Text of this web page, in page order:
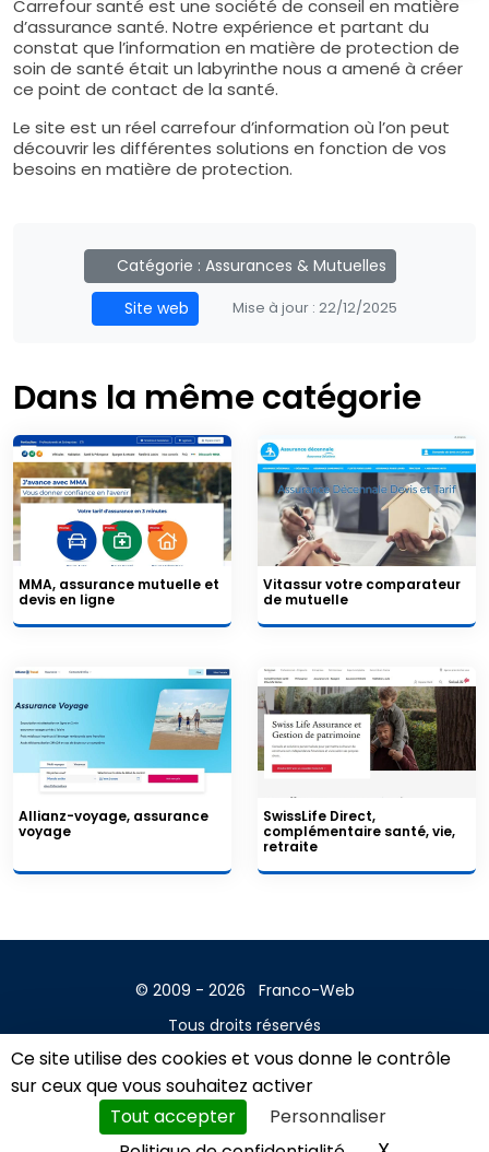
Ce site utilise des cookies et vous donne le contrôle
sur ceux que vous souhaitez activer
Tout accepter
Personnaliser
Carrefour santé est une société de conseil en matière
d’assurance santé. Notre expérience et partant du
constat que l’information en matière de protection de
soin de santé était un labyrinthe nous a amené à créer
ce point de contact de la santé.
Le site est un réel carrefour d’information où l’on peut
découvrir les différentes solutions en fonction de vos
besoins en matière de protection.
Catégorie :Assurances & Mutuelles
Site web
Mise à jour :22/12/2025
Dans la même catégorie
MMA, assurance mutuelle et
devis en ligne
Vitassur votre comparateur
de mutuelle
Allianz-voyage, assurance
voyage
SwissLife Direct,
complémentaire santé, vie,
retraite
© 2009 - 2026
Franco-Web
Tous droits réservés
Contact
Mentions légales
A propos